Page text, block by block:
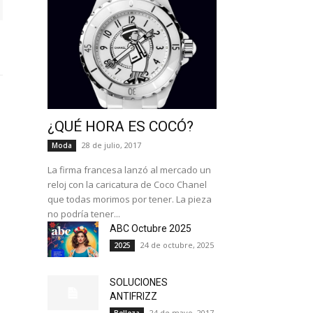
¿QUÉ HORA ES COCÓ?
Moda 28 de julio, 2017
La firma francesa lanzó al mercado un
reloj con la caricatura de Coco Chanel
que todas morimos por tener. La pieza
no podría tener...
ABC Octubre 2025
2025 24 de octubre, 2025
SOLUCIONES
ANTIFRIZZ